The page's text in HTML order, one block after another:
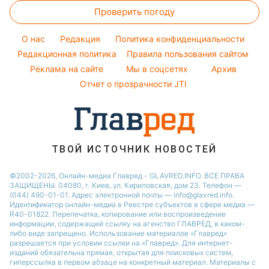
Виталий Козловский
София Ротару
Праздничное меню
Новости Днепра
Новости Черкассы
Новости Тернополя
Новости Ровно
Новости Запорожья
Новости Одессы
Погода на сегодня
Погода на завтра
Пылевая буря
Тесты по картинке
Оптические иллюзии
Народные приметы
Все о шоу-бизнесе
Проверить погоду
O нас Редакция
Политика конфиденциальности
Редакционная политика
Правила пользования сайтом
Реклама на сайте
Мы в соцсетях
Архив
Отчет о прозрачности JTI
ТВОЙ ИСТОЧНИК НОВОСТЕЙ
©2002-2026, Онлайн-медиа Главред - GLAVRED.INFO. ВСЕ ПРАВА
ЗАЩИЩЕНЫ. 04080, г. Киев, ул. Кириловская, дом 23. Телефон —
(044) 490-01-01. Адрес электронной почты — info@glavred.info.
Идентификатор онлайн-медиа в Реестре cубъектов в сфере медиа —
R40-01822. Перепечатка, копирование или воспроизведение
информации, содержащей ссылку на агенство ГЛАВРЕД, в каком-
либо виде запрещено. Использование материалов «Главред»
разрешается при условии ссылки на «Главред». Для интернет-
изданий обязательна прямая, открытая для поисковых систем,
гиперссылка в первом абзаце на конкретный материал. Материалы с